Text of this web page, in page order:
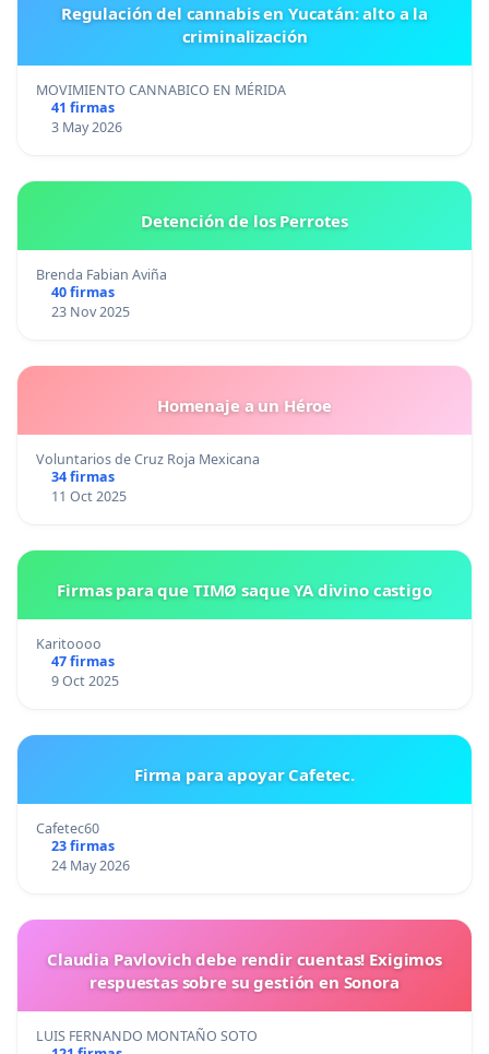
Regulación del cannabis en Yucatán: alto a la
criminalización
MOVIMIENTO CANNABICO EN MÉRIDA
41 firmas
3 May 2026
Detención de los Perrotes
Brenda Fabian Aviña
40 firmas
23 Nov 2025
Homenaje a un Héroe
Voluntarios de Cruz Roja Mexicana
34 firmas
11 Oct 2025
Firmas para que TIMØ saque YA divino castigo
Karitoooo
47 firmas
9 Oct 2025
Firma para apoyar Cafetec.
Cafetec60
23 firmas
24 May 2026
Claudia Pavlovich debe rendir cuentas! Exigimos
respuestas sobre su gestión en Sonora
LUIS FERNANDO MONTAÑO SOTO